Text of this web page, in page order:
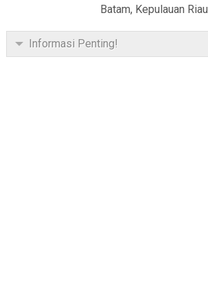
Batam, Kepulauan Riau
Informasi Penting!